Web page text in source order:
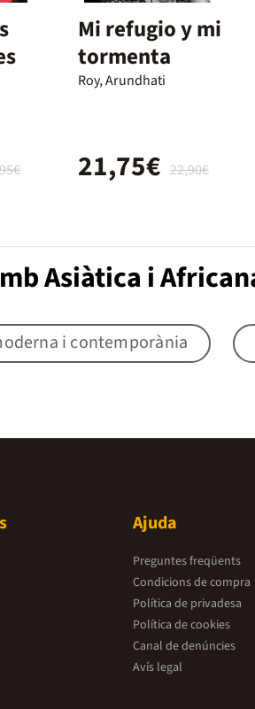
Mi refugio y mi
tormenta
Roy, Arundhati
22,90€
21,75€
Asiàtica i
i contemporània
Ajuda
Preguntes freqüents
Condicions de compra
Política de privadesa
Política de cookies
Canal de denúncies
Avís legal